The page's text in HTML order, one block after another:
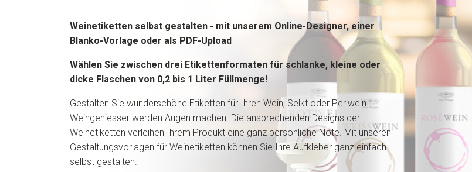
Weinetiketten selbst gestalten - mit unserem Online-Designer, einer
Blanko-Vorlage oder als PDF-Upload
Wählen Sie zwischen drei Etikettenformaten für schlanke, kleine oder
dicke Flaschen von 0,2 bis 1 Liter Füllmenge!
Gestalten Sie wunderschöne Etiketten für Ihren Wein, Selkt oder Perlwein.
Weingeniesser werden Augen machen. Die ansprechenden Designs der
Weinetiketten verleihen Ihrem Produkt eine ganz persönliche Note. Mit unseren
Gestaltungsvorlagen für Weinetiketten können Sie Ihre Aufkleber ganz einfach
selbst gestalten.